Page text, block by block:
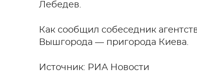
Лебедев.
Как сообщил собеседник
Вышгорода — пригорода Киева.
Источник: РИА Новости